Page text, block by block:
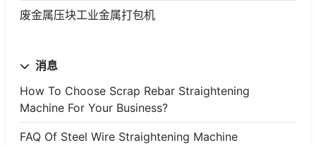
废金属压块工业金属打包机
消息
How To Choose Scrap Rebar Straightening
Machine For Your Business?
FAQ Of Steel Wire Straightening Machine